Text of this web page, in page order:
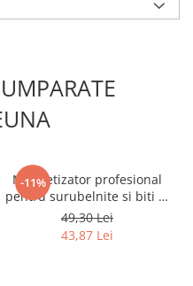
-11%
Magnetizator profesional
pentru surubelnite si biti 4-
6.35 mm ENGINEER DR-
19ZK set 2 buc
49,30 Lei
43,87 Lei